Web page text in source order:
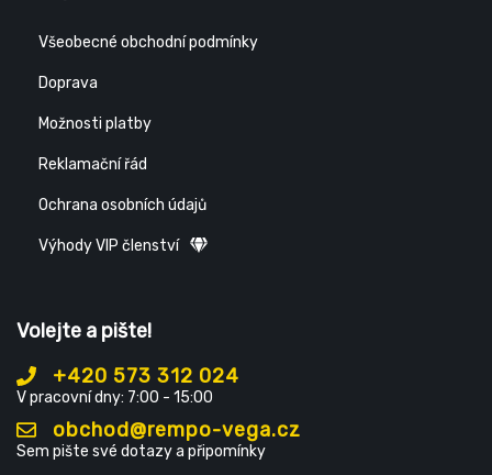
Všeobecné obchodní podmínky
Doprava
Možnosti platby
Reklamační řád
Ochrana osobních údajů
Výhody VIP členství
Volejte a pište!
+420 573 312 024
V pracovní dny: 7:00 - 15:00
obchod@rempo-vega.cz
Sem pište své dotazy a připomínky